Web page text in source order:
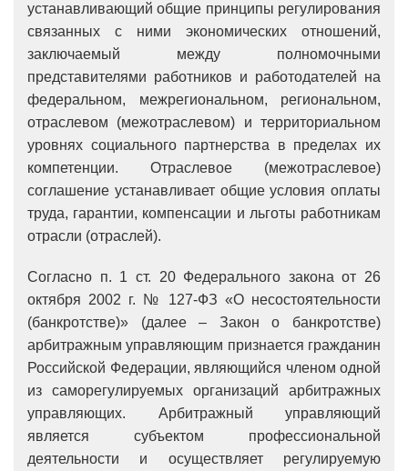
устанавливающий общие принципы регулирования
связанных с ними экономических отношений,
заключаемый между полномочными
представителями работников и работодателей на
федеральном, межрегиональном, региональном,
отраслевом (межотраслевом) и территориальном
уровнях социального партнерства в пределах их
компетенции. Отраслевое (межотраслевое)
соглашение устанавливает общие условия оплаты
труда, гарантии, компенсации и льготы работникам
отрасли (отраслей).
Согласно п. 1 ст. 20 Федерального закона от 26
октября 2002 г. № 127-ФЗ «О несостоятельности
(банкротстве)» (далее – Закон о банкротстве)
арбитражным управляющим признается гражданин
Российской Федерации, являющийся членом одной
из саморегулируемых организаций арбитражных
управляющих. Арбитражный управляющий
является субъектом профессиональной
деятельности и осуществляет регулируемую